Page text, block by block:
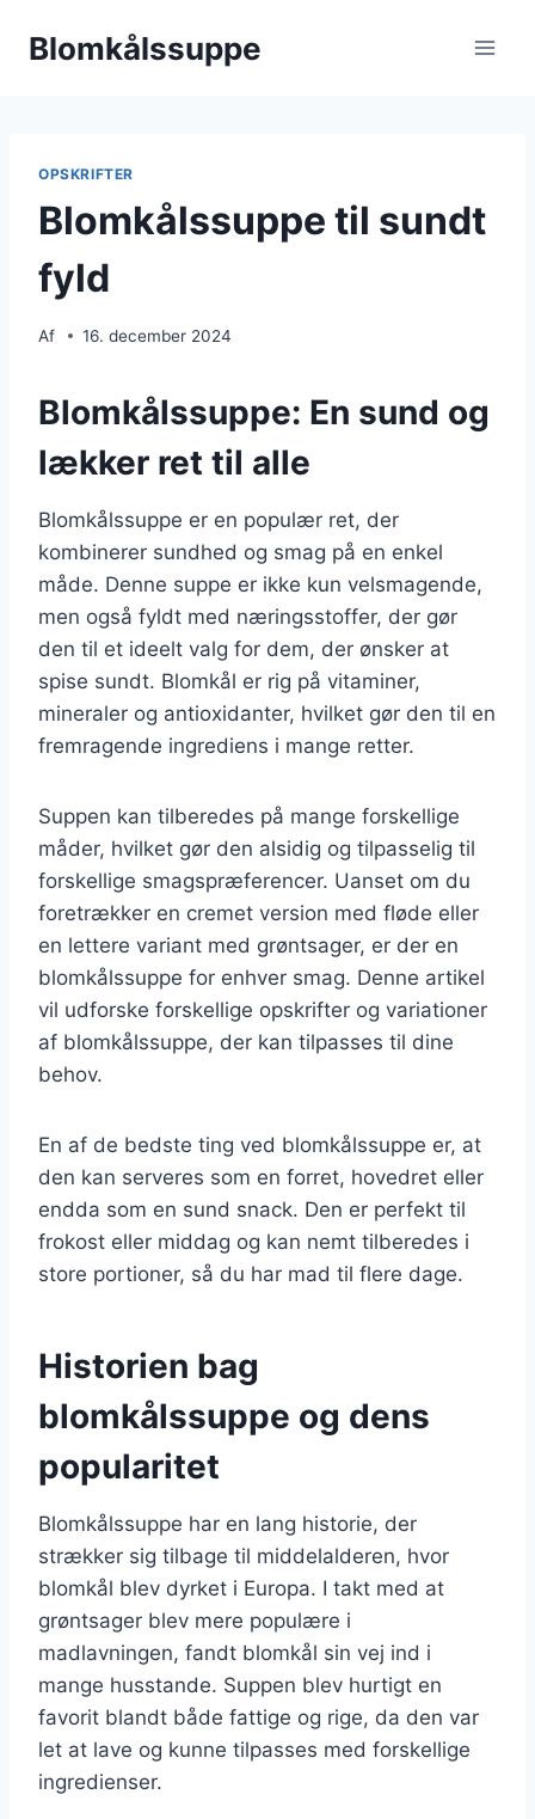
Blomkålssuppe
OPSKRIFTER
Blomkålssuppe til sundt
fyld
Af 16. december 2024
Blomkålssuppe: En sund og
lækker ret til alle
Blomkålssuppe er en populær ret, der
kombinerer sundhed og smag på en enkel
måde. Denne suppe er ikke kun velsmagende,
men også fyldt med næringsstoffer, der gør
den til et ideelt valg for dem, der ønsker at
spise sundt. Blomkål er rig på vitaminer,
mineraler og antioxidanter, hvilket gør den til en
fremragende ingrediens i mange retter.
Suppen kan tilberedes på mange forskellige
måder, hvilket gør den alsidig og tilpasselig til
forskellige smagspræferencer. Uanset om du
foretrækker en cremet version med fløde eller
en lettere variant med grøntsager, er der en
blomkålssuppe for enhver smag. Denne artikel
vil udforske forskellige opskrifter og variationer
af blomkålssuppe, der kan tilpasses til dine
behov.
En af de bedste ting ved blomkålssuppe er, at
den kan serveres som en forret, hovedret eller
endda som en sund snack. Den er perfekt til
frokost eller middag og kan nemt tilberedes i
store portioner, så du har mad til flere dage.
Historien bag
blomkålssuppe og dens
popularitet
Blomkålssuppe har en lang historie, der
strækker sig tilbage til middelalderen, hvor
blomkål blev dyrket i Europa. I takt med at
grøntsager blev mere populære i
madlavningen, fandt blomkål sin vej ind i
mange husstande. Suppen blev hurtigt en
favorit blandt både fattige og rige, da den var
let at lave og kunne tilpasses med forskellige
ingredienser.